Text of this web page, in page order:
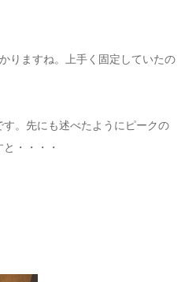
りますね。上手く固定していたの
。先にも述べたようにピークの
・・・・